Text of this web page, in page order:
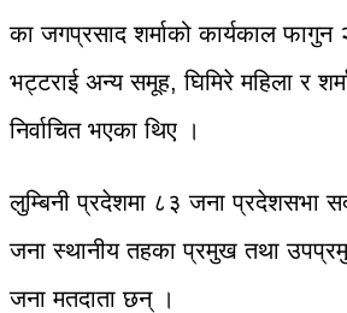
का जगप्रसाद शर्माको कार्यकाल
भट्टराई अन्य समूह, घिमिरे महिला र
निर्वाचित भएका थिए ।
लुम्बिनी प्रदेशमा ८३ जना प्रदेशसभा
जना स्थानीय तहका प्रमुख तथा
जना मतदाता छन् ।